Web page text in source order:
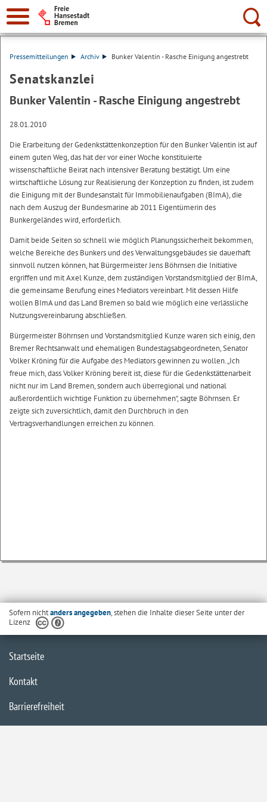
Suche:
Pressemitteilungen Archiv Bunker Valentin - Rasche Einigung angestrebt
Senatskanzlei
Bunker Valentin - Rasche Einigung angestrebt
28.01.2010
Die Erarbeitung der Gedenkstättenkonzeption für den Bunker Valentin ist auf
einem guten Weg, das hat der vor einer Woche konstituierte
wissenschaftliche Beirat nach intensiver Beratung bestätigt. Um eine
wirtschaftliche Lösung zur Realisierung der Konzeption zu finden, ist zudem
die Einigung mit der Bundesanstalt für Immobilienaufgaben (BImA), die
nach dem Auszug der Bundesmarine ab 2011 Eigentümerin des
Bunkergeländes wird, erforderlich.
Damit beide Seiten so schnell wie möglich Planungssicherheit bekommen,
welche Bereiche des Bunkers und des Verwaltungsgebäudes sie dauerhaft
sinnvoll nutzen können, hat Bürgermeister Jens Böhrnsen die Initiative
ergriffen und mit Axel Kunze, dem zuständigen Vorstandsmitglied der BImA,
die gemeinsame Berufung eines Mediators vereinbart. Mit dessen Hilfe
wollen BImA und das Land Bremen so bald wie möglich eine verlässliche
Nutzungsvereinbarung abschließen.
Bürgermeister Böhrnsen und Vorstandsmitglied Kunze waren sich einig, den
Bremer Rechtsanwalt und ehemaligen Bundestagsabgeordneten, Senator
Volker Kröning für die Aufgabe des Mediators gewinnen zu wollen. „Ich
freue mich, dass Volker Kröning bereit ist, diese für die Gedenkstättenarbeit
nicht nur im Land Bremen, sondern auch überregional und national
außerordentlich wichtige Funktion zu übernehmen“, sagte Böhrnsen. Er
zeigte sich zuversichtlich, damit den Durchbruch in den
Vertragsverhandlungen erreichen zu können.
Sofern nichtanders angegeben, stehen die Inhalte dieser Seite unter der
Lizenz
Startseite
Kontakt
Barrierefreiheit